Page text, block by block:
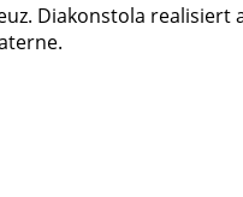
Diakonstola realisiert